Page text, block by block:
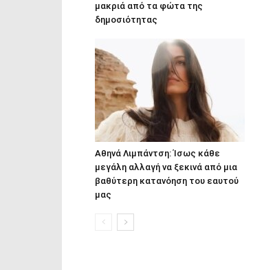
μακριά από τα φώτα της
δημοσιότητας
Αθηνά Λιμπάντση: Ίσως κάθε
μεγάλη αλλαγή να ξεκινά από μια
βαθύτερη κατανόηση του εαυτού
μας